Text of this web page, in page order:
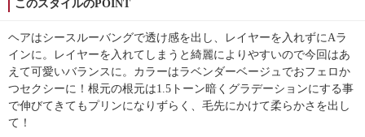
このスタイルのPOINT
ヘアはシースルーバングで透け感を出し、レイヤーを入れずにAラ
インに。レイヤーを入れてしまうと綺麗によりやすいので今回はあ
えて可愛いバランスに。カラーはラベンダーベージュでおフェロか
つセクシーに！根元の根元は1.5トーン暗くグラデーションにする事
で伸びてきてもプリンになりずらく、毛先にかけて柔らかさを出し
て！